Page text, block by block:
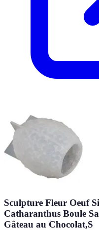
Sculpture Fleur Oeuf
Catharanthus Boule
Gâteau au Chocolat,S